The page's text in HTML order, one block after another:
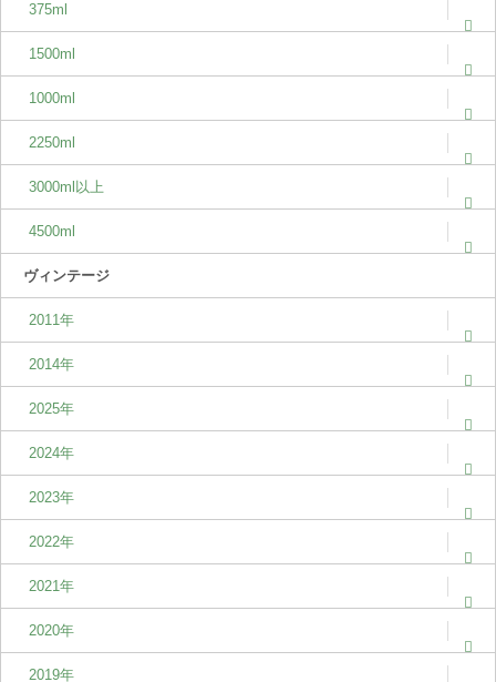
375ml
1500ml
1000ml
2250ml
3000ml以上
4500ml
ヴィンテージ
2011年
2014年
2025年
2024年
2023年
2022年
2021年
2020年
2019年